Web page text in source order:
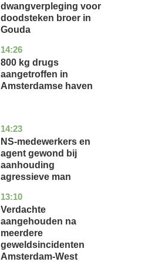
dwangverpleging voor
doodsteken broer in
Gouda
14:26
noord-
holland
nieuws
800 kg drugs
aangetroffen in
Amsterdamse haven
14:23
flevoland
nieuws
NS-medewerkers en
agent gewond bij
aanhouding
agressieve man
13:10
noord-
holland
nieuws
Verdachte
aangehouden na
meerdere
geweldsincidenten
Amsterdam-West